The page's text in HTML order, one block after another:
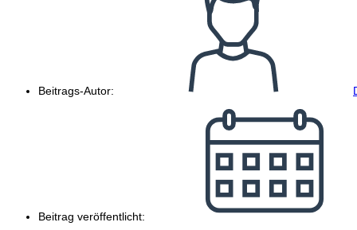
Beitrags-Autor:
Beitrag veröffentlicht: